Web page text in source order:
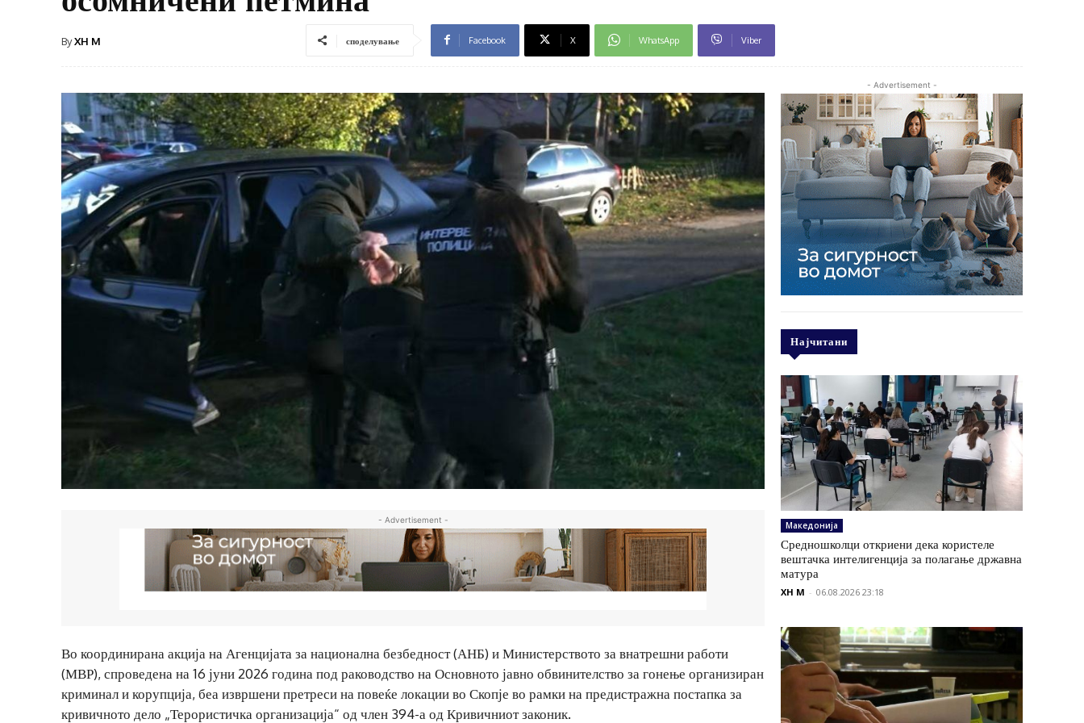
ByXH M споделување Facebook X WhatsApp Viber
- Advertisement -
Во координирана акција на Агенцијата за национална безбедност (АНБ) и Министерството за внатрешни работи
(МВР), спроведена на 16 јуни 2026 година под раководство на Основното јавно обвинителство за гонење организиран
криминал и корупција, беа извршени претреси на повеќе локации во Скопје во рамки на предистражна постапка за
кривичното дело „Терористичка организација“ од член 394-а од Кривичниот законик.
- Advertisement -
Најчитани
Македонија
Средношколци откриени дека користеле
вештачка интелигенција за полагање државна
матура
XH M - 06.08.2026 23:18